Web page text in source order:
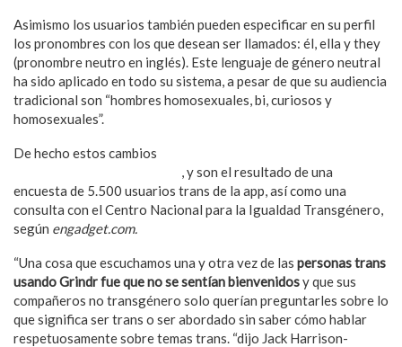
Asimismo los usuarios también pueden especificar en su perfil
los pronombres con los que desean ser llamados: él, ella y they
(pronombre neutro en inglés). Este lenguaje de género neutral
ha sido aplicado en todo su sistema, a pesar de que su audiencia
tradicional son “hombres homosexuales, bi, curiosos y
homosexuales”.
De hecho estos cambios
, y son el resultado de una
encuesta de 5.500 usuarios trans de la app, así como una
consulta con el Centro Nacional para la Igualdad Transgénero,
según engadget.com.
“Una cosa que escuchamos una y otra vez de las personas trans
usando Grindr fue que no se sentían bienvenidosy que sus
compañeros no transgénero solo querían preguntarles sobre lo
que significa ser trans o ser abordado sin saber cómo hablar
respetuosamente sobre temas trans. “dijo Jack Harrison-